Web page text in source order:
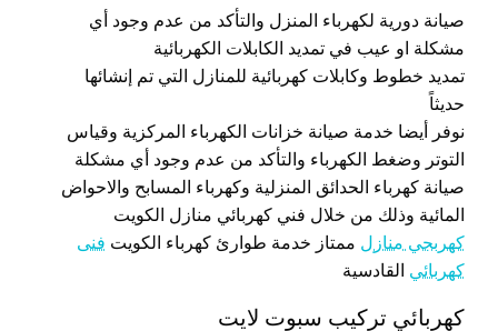
صيانة دورية لكهرباء المنزل والتأكد من عدم وجود أي
مشكلة او عيب في تمديد الكابلات الكهربائية
تمديد خطوط وكابلات كهربائية للمنازل التي تم إنشائها
حديثاً
نوفر أيضا خدمة صيانة خزانات الكهرباء المركزية وقياس
التوتر وضغط الكهرباء والتأكد من عدم وجود أي مشكلة
صيانة كهرباء الحدائق المنزلية وكهرباء المسابح والاحواض
المائية وذلك من خلال فني كهربائي منازل الكويت
كهربجي منازل ممتاز خدمة طوارئ كهرباء الكويت فنى
كهربائي القادسية
كهربائي تركيب سبوت لايت